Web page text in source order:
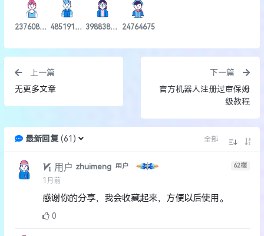
2376083629 485191567 398838110 24764675
上一篇
无更多文章
下一篇
官方机器人注册过审保姆
级教程
最新回复(61 ) 全部
用户 zhuimeng 用户
1月前
62楼
感谢你的分享，我会收藏起来，方便以后使用。
0